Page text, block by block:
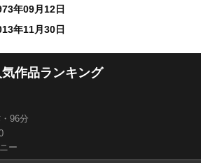
年09月12日
年11月30日
作品ランキング
96分
ー